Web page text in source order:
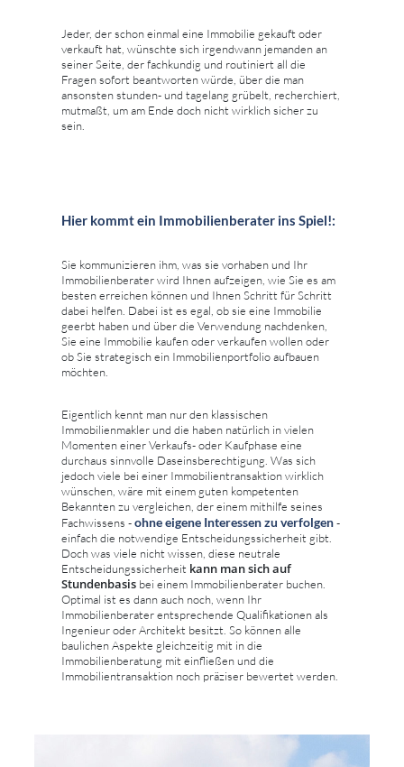
Jeder, der schon einmal eine Immobilie gekauft oder
verkauft hat, wünschte sich irgendwann jemanden an
seiner Seite, der fachkundig und routiniert all die
Fragen sofort beantworten würde, über die man
ansonsten stunden- und tagelang grübelt, recherchiert,
mutmaßt, um am Ende doch nicht wirklich sicher zu
sein.
Hier kommt ein Immobilienberater ins Spiel!:
Sie kommunizieren ihm, was sie vorhaben und Ihr
Immobilienberater wird Ihnen aufzeigen, wie Sie es am
besten erreichen können und Ihnen Schritt für Schritt
dabei helfen. Dabei ist es egal, ob sie eine Immobilie
geerbt haben und über die Verwendung nachdenken,
Sie eine Immobilie kaufen oder verkaufen wollen oder
ob Sie strategisch ein Immobilienportfolio aufbauen
möchten.
Eigentlich kennt man nur den klassischen
Immobilienmakler und die haben natürlich in vielen
Momenten einer Verkaufs- oder Kaufphase eine
durchaus sinnvolle Daseinsberechtigung. Was sich
jedoch viele bei einer Immobilientransaktion wirklich
wünschen, wäre mit einem guten kompetenten
Bekannten zu vergleichen, der einem mithilfe seines
Fachwissens -ohne eigene Interessen zu verfolgen-
einfach die notwendige Entscheidungssicherheit gibt.
Doch was viele nicht wissen, diese neutrale
Entscheidungssicherheit kann man sich auf
Stundenbasis bei einem Immobilienberater buchen.
Optimal ist es dann auch noch, wenn Ihr
Immobilienberater entsprechende Qualifikationen als
Ingenieur oder Architekt besitzt. So können alle
baulichen Aspekte gleichzeitig mit in die
Immobilienberatung mit einfließen und die
Immobilientransaktion noch präziser bewertet werden.